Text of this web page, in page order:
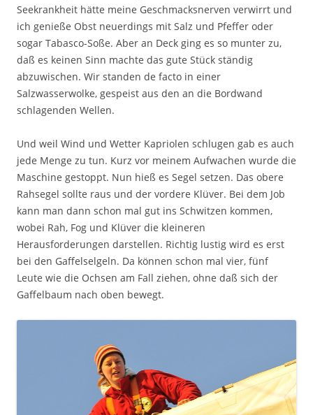
Seekrankheit hätte meine Geschmacksnerven verwirrt und
ich genieße Obst neuerdings mit Salz und Pfeffer oder
sogar Tabasco-Soße. Aber an Deck ging es so munter zu,
daß es keinen Sinn machte das gute Stück ständig
abzuwischen. Wir standen de facto in einer
Salzwasserwolke, gespeist aus den an die Bordwand
schlagenden Wellen.
Und weil Wind und Wetter Kapriolen schlugen gab es auch
jede Menge zu tun. Kurz vor meinem Aufwachen wurde die
Maschine gestoppt. Nun hieß es Segel setzen. Das obere
Rahsegel sollte raus und der vordere Klüver. Bei dem Job
kann man dann schon mal gut ins Schwitzen kommen,
wobei Rah, Fog und Klüver die kleineren
Herausforderungen darstellen. Richtig lustig wird es erst
bei den Gaffelselgeln. Da können schon mal vier, fünf
Leute wie die Ochsen am Fall ziehen, ohne daß sich der
Gaffelbaum nach oben bewegt.